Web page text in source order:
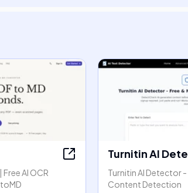
AI OCR
Turnitin AI
Turnitin AI Detector -
Content Detection